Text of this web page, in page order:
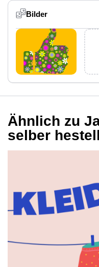
Bilder
Ähnlich zu
selber